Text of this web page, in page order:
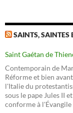
SAINTS, SAINTES
Saint Gaétan de
Contemporain de
Réforme et bien
l'Italie du
sous le pape Jules II
conforme à